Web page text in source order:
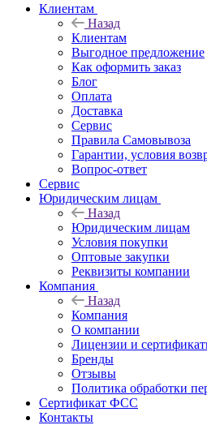
Клиентам
Назад
Клиентам
Выгодное предложение
Как оформить заказ
Блог
Оплата
Доставка
Сервис
Правила Самовывоза
Гарантии, условия
Вопрос-ответ
Сервис
Юридическим лицам
Назад
Юридическим лицам
Условия покупки
Оптовые закупки
Реквизиты компании
Компания
Назад
Компания
О компании
Лицензии и
Бренды
Отзывы
Политика обработки
Сертификат ФСС
Контакты